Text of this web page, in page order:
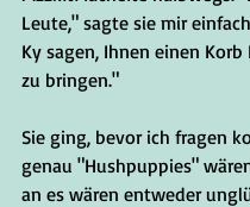
Leute," sagte sie mir
Ky sagen, Ihnen einen
zu bringen."
Sie ging, bevor ich fragen
genau "Hushpuppies"
an es wären entweder